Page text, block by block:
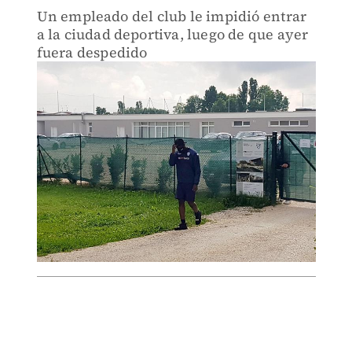
Un empleado del club le impidió entrar
a la ciudad deportiva, luego de que ayer
fuera despedido